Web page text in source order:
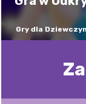
Gry dla Dziewczyn